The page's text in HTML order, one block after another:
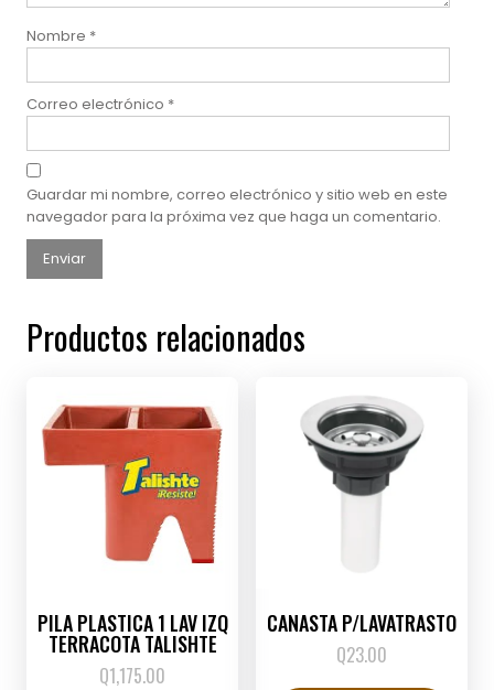
Nombre *
Correo electrónico *
Guardar mi nombre, correo electrónico y sitio web en este
navegador para la próxima vez que haga un comentario.
Productos relacionados
PILA PLASTICA 1 LAV IZQ
TERRACOTA TALISHTE
Q1,175.00
CANASTA P/LAVATRASTO
Q23.00